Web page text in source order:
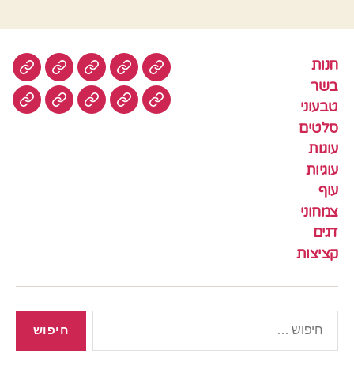
חנות
בשר
טבעוני
סלטים
עוגות
עוגיות
עוף
צמחוני
דגים
קציצות
חנות בשר טבעוניסלטים
עוגיותעוף צמחונידגים